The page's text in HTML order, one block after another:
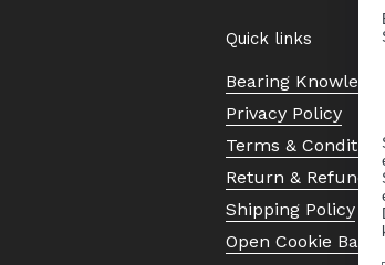
Quick links
Bearing
Privacy Policy
Terms &
Return & Refund
Shipping Policy
Open Cookie